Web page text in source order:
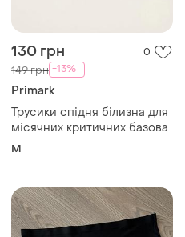
130 грн 0
149 грн -13%
Primark
Трусики спідня білизна для
місячних критичних базова
M